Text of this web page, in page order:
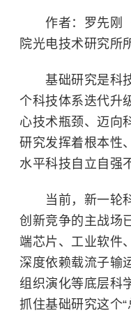
作者：罗先刚（
院光电技术研究所
基础研究是科技
个科技体系迭代升
心技术瓶颈、迈向
研究发挥着根本性
水平科技自立自强
当前，新一轮科
创新竞争的主战场
端芯片、工业软件
深度依赖载流子输
组织演化等底层科
抓住基础研究这个